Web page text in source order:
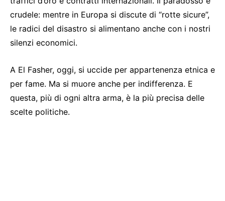
crudele: mentre in Europa si discute di “rotte sicure”,
le radici del disastro si alimentano anche con i nostri
silenzi economici.
A El Fasher, oggi, si uccide per appartenenza etnica e
per fame. Ma si muore anche per indifferenza. E
questa, più di ogni altra arma, è la più precisa delle
scelte politiche.